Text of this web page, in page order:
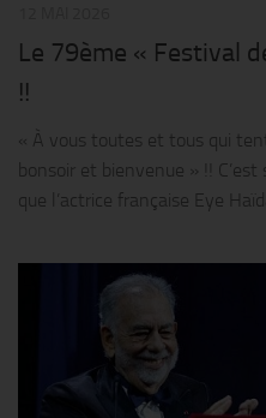
Le 79ème « Festival
!!
« À vous toutes et tous qui
bonsoir et bienvenue » !!
que l’actrice française Eye